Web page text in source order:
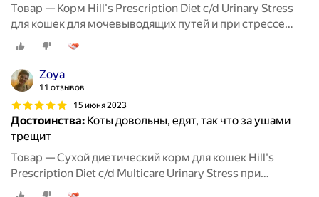
Товар — Корм Hill's Prescription Diet c/d Urinary Stress
для кошек для мочевыводящих путей и при стрессе
одновременно курица, 400 г
Zoya
11 отзывов
15 июня 2023
Достоинства: Коты довольны, едят, так что за ушами
трещит
Товар — Сухой диетический корм для кошек Hill's
Prescription Diet c/d Multicare Urinary Stress при
профилактике цистита и мочекаменной болезни (мкб),